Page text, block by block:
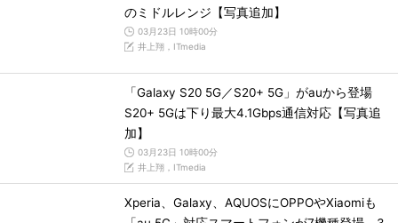
のミドルレンジ【写真追加】
03月23日 10時00分
井上翔，ITmedia
「Galaxy S20 5G／S20+ 5G」がauから登場
S20+ 5Gは下り最大4.1Gbps通信対応【写真追
加】
03月23日 10時00分
井上翔，ITmedia
Xperia、Galaxy、AQUOSにOPPOやXiaomiも